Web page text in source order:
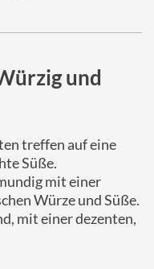
und
treffen auf eine
Süße.
mit einer
Würze und Süße.
mit einer dezenten,